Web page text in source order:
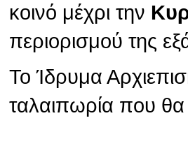
κοινό μέχρι την
περιορισμού της
Το Ίδρυμα
ταλαιπωρία που θα